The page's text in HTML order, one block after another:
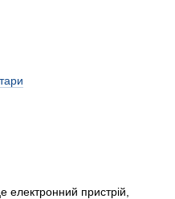
електронний пристрій,